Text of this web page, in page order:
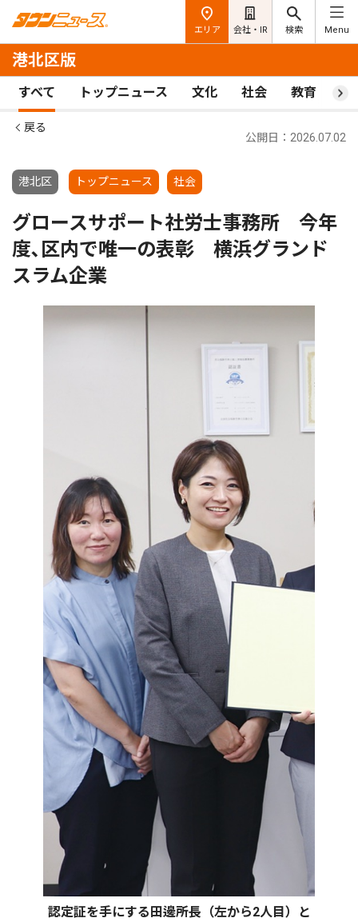
エリア 会社・IR 検索 Menu
港北区版
すべて トップニュース 文化 社会 教育 ス
戻る
港北区 トップニュース 社会
公開日：2026.07.02
グロースサポート社労士事務所 今年
度､区内で唯一の表彰 横浜グランド
スラム企業
認定証を手にする田邊所長（左から2人目）と